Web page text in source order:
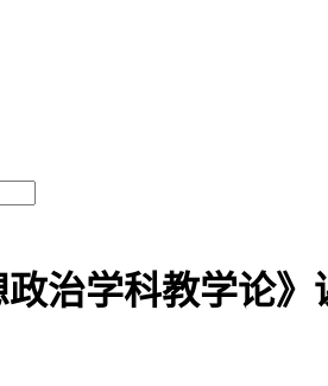
治学科教学论》